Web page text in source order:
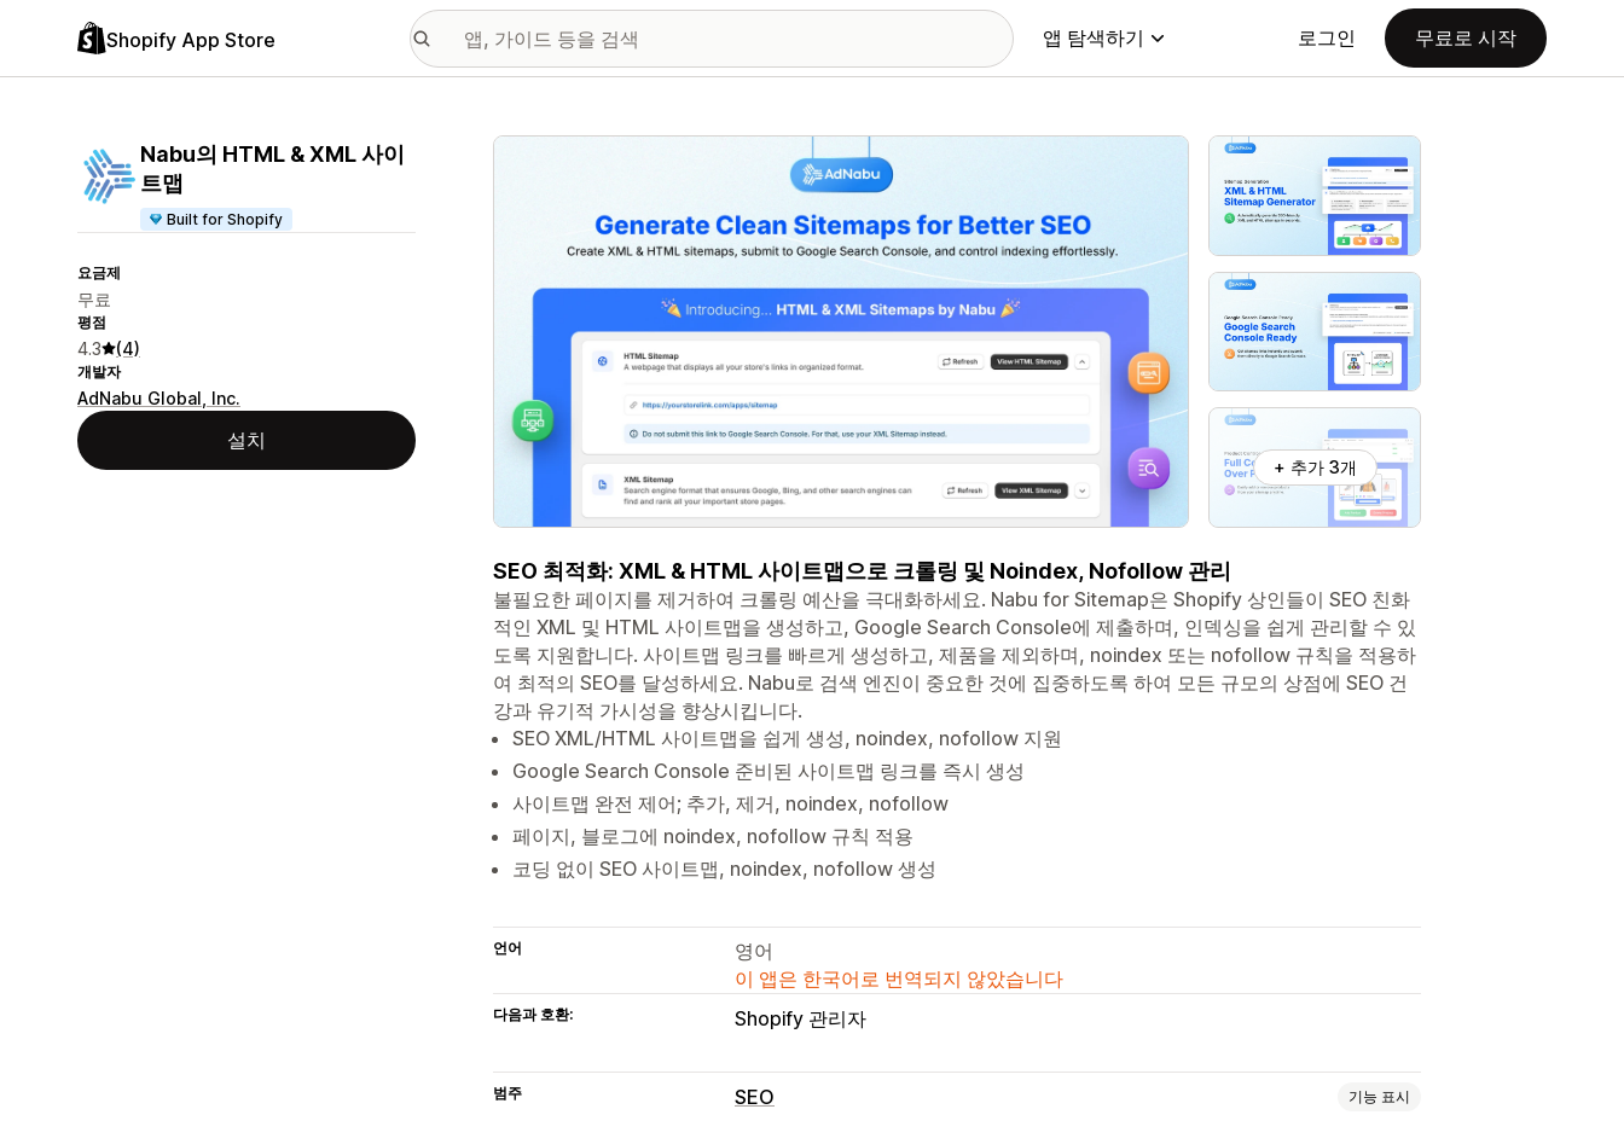
Shopify App Store 앱 탐색하기 로그인 무료로 시작
Nabu의 HTML & XML 사이
트맵
Built for Shopify
요금제
무료
평점
4.3 (4)
개발자
AdNabu Global, Inc.
설치
추천 이미지 갤러리
+ 추가 3개
SEO 최적화: XML & HTML 사이트맵으로 크롤링 및 Noindex, Nofollow 관리
불필요한 페이지를 제거하여 크롤링 예산을 극대화하세요. Nabu for Sitemap은 Shopify 상인들이 SEO 친화
적인 XML 및 HTML 사이트맵을 생성하고, Google Search Console에 제출하며, 인덱싱을 쉽게 관리할 수 있
도록 지원합니다. 사이트맵 링크를 빠르게 생성하고, 제품을 제외하며, noindex 또는 nofollow 규칙을 적용하
여 최적의 SEO를 달성하세요. Nabu로 검색 엔진이 중요한 것에 집중하도록 하여 모든 규모의 상점에 SEO 건
강과 유기적 가시성을 향상시킵니다.
SEO XML/HTML 사이트맵을 쉽게 생성, noindex, nofollow 지원
Google Search Console 준비된 사이트맵 링크를 즉시 생성
사이트맵 완전 제어; 추가, 제거, noindex, nofollow
페이지, 블로그에 noindex, nofollow 규칙 적용
코딩 없이 SEO 사이트맵, noindex, nofollow 생성
언어
영어
이 앱은 한국어로 번역되지 않았습니다
다음과 호환: Shopify 관리자
범주 SEO 기능 표시